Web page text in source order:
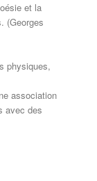
et la
(Georges
physiques,
association
avec des